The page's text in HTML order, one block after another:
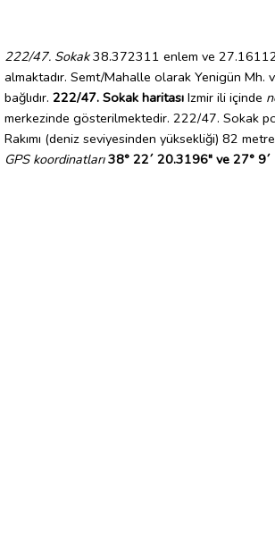
222/47. Sokak38.372311 enlem ve
almaktadır. Semt/Mahalle olarak Yenigün Mh.
bağlıdır. 222/47. Sokak haritası Izmir ili içinde
merkezinde gösterilmektedir. 222/47. Sokak
Rakımı (deniz seviyesinden yüksekliği) 82
GPS koordinatları 38° 22´ 20.3196" ve 27°